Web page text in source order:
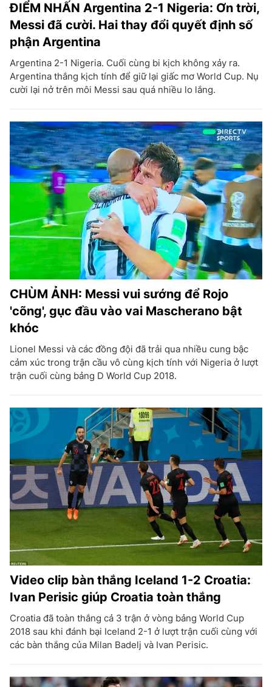
ĐIỂM NHẤN Argentina 2-1 Nigeria: Ơn trời,
Messi đã cười. Hai thay đổi quyết định số
phận Argentina
Argentina 2-1 Nigeria. Cuối cùng bi kịch không xảy ra.
Argentina thắng kịch tính để giữ lại giấc mơ World Cup. Nụ
cười lại nở trên môi Messi sau quá nhiều lo lắng.
CHÙM ẢNH: Messi vui sướng để Rojo
'cõng', gục đầu vào vai Mascherano bật
khóc
Lionel Messi và các đồng đội đã trải qua nhiều cung bậc
cảm xúc trong trận cầu vô cùng kịch tính với Nigeria ở lượt
trận cuối cùng bảng D World Cup 2018.
Video clip bàn thắng Iceland 1-2 Croatia:
Ivan Perisic giúp Croatia toàn thắng
Croatia đã toàn thắng cả 3 trận ở vòng bảng World Cup
2018 sau khi đánh bại Iceland 2-1 ở lượt trận cuối cùng với
các bàn thắng của Milan Badelj và Ivan Perisic.